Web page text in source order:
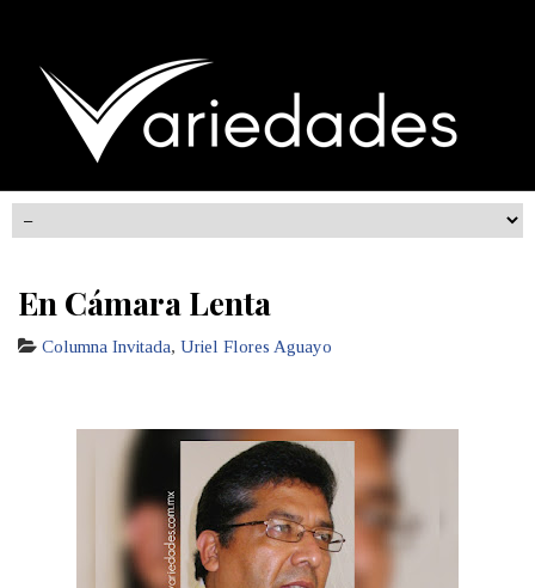
En Cámara Lenta
Columna Invitada, Uriel Flores Aguayo